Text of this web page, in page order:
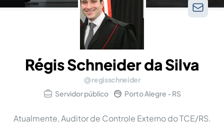
Régis Schneider da Silva
regisschneider
Servidor público
Porto Alegre - RS
Atualmente, Auditor de Controle Externo do TCE/RS.